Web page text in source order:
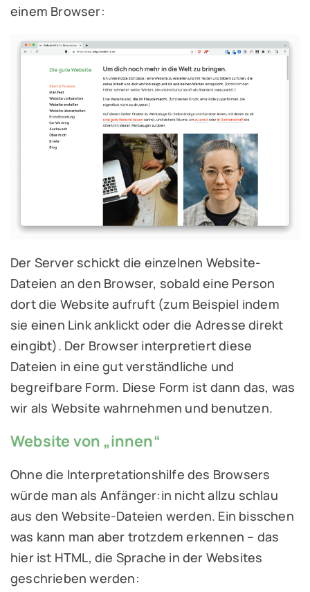
einem Browser:
Der Server schickt die einzelnen Website-
Dateien an den Browser, sobald eine Person
dort die Website aufruft (zum Beispiel indem
sie einen Link anklickt oder die Adresse direkt
eingibt). Der Browser interpretiert diese
Dateien in eine gut verständliche und
begreifbare Form. Diese Form ist dann das, was
wir als Website wahrnehmen und benutzen.
Website von „innen“
Ohne die Interpretationshilfe des Browsers
würde man als Anfänger:in nicht allzu schlau
aus den Website-Dateien werden. Ein bisschen
was kann man aber trotzdem erkennen – das
hier ist HTML, die Sprache in der Websites
geschrieben werden: